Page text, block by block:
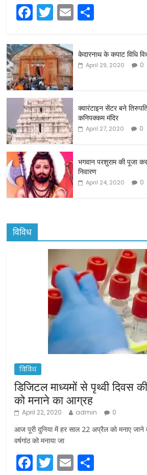
F
c
e
b
o
o
k
T
itt
er
E
ai ar
e
केदारनाथ के कपाट विधि
April 29, 2020 0
क्वारंटाइन सेंटर बने
कनिपक्कम मंदिर
April 27, 2020 0
भगवान परशुराम की पूजा
निवारण
April 24, 2020 0
विविध
विविध
डिजिटल माध्यमों से पृथ्वी दिवस
को मनाने का आग्रह
April 22, 2020 admin 0
आज पूरी दुनिया में हर साल 22 अप्रैल को मनाए जाने
वर्षगांठ को मनाया जा
F T E